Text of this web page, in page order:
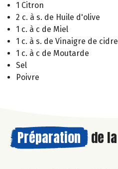
1 Citron
2 c. à s. de Huile d'olive
1 c. à c de Miel
1 c. à s. de Vinaigre de cidre
1 c. à c de Moutarde
Sel
Poivre
Préparation de la